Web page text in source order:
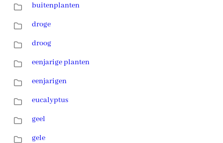
buitenplanten
droge
droog
eenjarige planten
eenjarigen
eucalyptus
geel
gele